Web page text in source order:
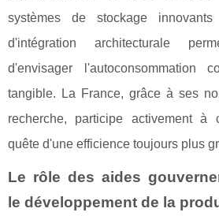
systèmes de stockage
d'intégration architecturale
d'envisager l'autoconsommation
tangible. La France, grâce à ses
recherche, participe activement à
quête d'une efficience toujours plus
Le rôle des aides
le développement de la